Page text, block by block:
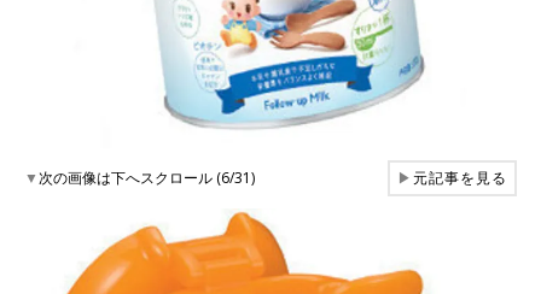
▼次の画像は下へスクロール (6/31) ▶元記事を見る